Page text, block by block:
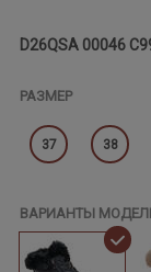
D26QSA 00046
РАЗМЕР
37 38
ВАРИАНТЫ